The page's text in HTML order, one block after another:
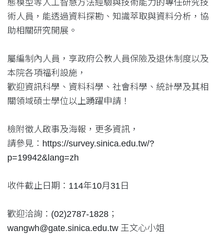
態模型等人工智慧方法經驗與技術能力的專任研究技
術人員，能透過資料探勘、知識萃取與資料分析，協
助相關研究開展。
屬編制內人員，享政府公教人員保險及退休制度以及
本院各項福利設施，
歡迎資訊科學、資料科學、社會科學、統計學及其相
關領域碩士學位以上踴躍申請！
檢附徵人啟事及海報，更多資訊，
請參見：https://survey.sinica.edu.tw/?
p=19942&lang=zh
收件截止日期：114年10月31日
歡迎洽詢：(02)2787-1828；
wangwh@gate.sinica.edu.tw 王文心小姐